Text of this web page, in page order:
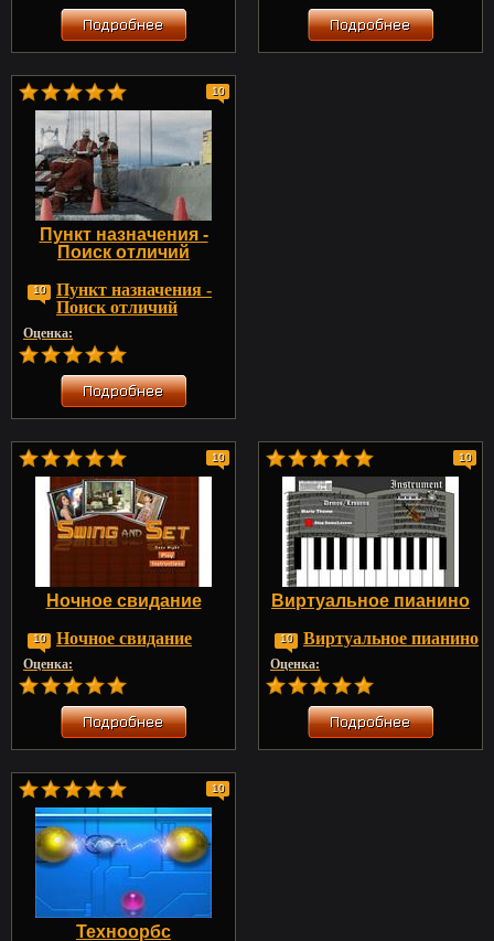
10
Пункт назначения -
Поиск отличий
10
Пункт назначения -
Поиск отличий
Оценка:
10
Ночное свидание
10 Ночное свидание
Оценка:
10
Виртуальное пианино
10 Виртуальное пианино
Оценка:
10
Техноорбс